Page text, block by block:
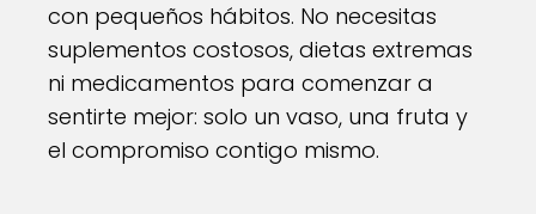
con pequeños hábitos. No necesitas
suplementos costosos, dietas extremas
ni medicamentos para comenzar a
sentirte mejor: solo un vaso, una fruta y
el compromiso contigo mismo.